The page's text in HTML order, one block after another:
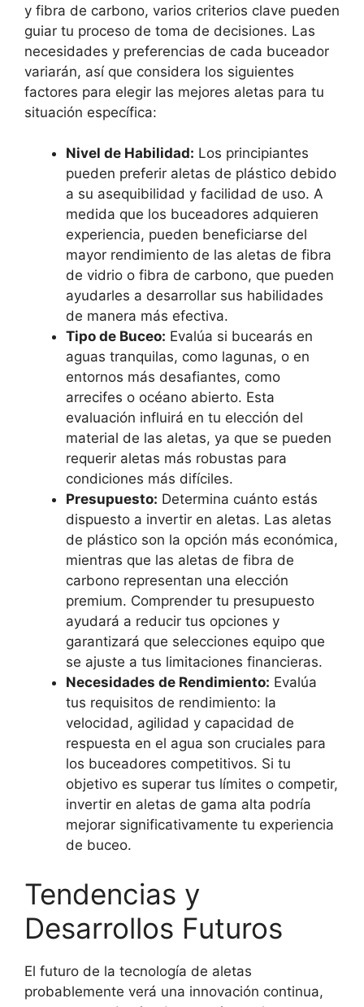
y fibra de carbono, varios criterios clave pueden
guiar tu proceso de toma de decisiones. Las
necesidades y preferencias de cada buceador
variarán, así que considera los siguientes
factores para elegir las mejores aletas para tu
situación específica:
Nivel de Habilidad: Los principiantes
pueden preferir aletas de plástico debido
a su asequibilidad y facilidad de uso. A
medida que los buceadores adquieren
experiencia, pueden beneficiarse del
mayor rendimiento de las aletas de fibra
de vidrio o fibra de carbono, que pueden
ayudarles a desarrollar sus habilidades
de manera más efectiva.
Tipo de Buceo: Evalúa si bucearás en
aguas tranquilas, como lagunas, o en
entornos más desafiantes, como
arrecifes o océano abierto. Esta
evaluación influirá en tu elección del
material de las aletas, ya que se pueden
requerir aletas más robustas para
condiciones más difíciles.
Presupuesto: Determina cuánto estás
dispuesto a invertir en aletas. Las aletas
de plástico son la opción más económica,
mientras que las aletas de fibra de
carbono representan una elección
premium. Comprender tu presupuesto
ayudará a reducir tus opciones y
garantizará que selecciones equipo que
se ajuste a tus limitaciones financieras.
Necesidades de Rendimiento: Evalúa
tus requisitos de rendimiento: la
velocidad, agilidad y capacidad de
respuesta en el agua son cruciales para
los buceadores competitivos. Si tu
objetivo es superar tus límites o competir,
invertir en aletas de gama alta podría
mejorar significativamente tu experiencia
de buceo.
Tendencias y
Desarrollos Futuros
El futuro de la tecnología de aletas
probablemente verá una innovación continua,